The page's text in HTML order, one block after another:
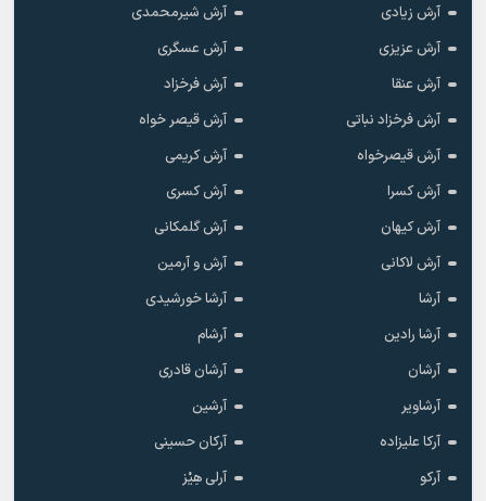
آرش زیادی
آرش شیرمحمدی
آرش عزیزی
آرش عسگری
آرش عنقا
آرش فرخزاد
آرش فرخزاد نباتی
آرش قیصر خواه
آرش قیصرخواه
آرش کریمی
آرش کسرا
آرش کسری
آرش کیهان
آرش گلمکانی
آرش لاکانی
آرش و آرمین
آرشا
آرشا خورشیدی
آرشا رادین
آرشام
آرشان
آرشان قادری
آرشاویر
آرشین
آرکا علیزاده
آرکان حسینی
آرکو
آرلی هِیْز